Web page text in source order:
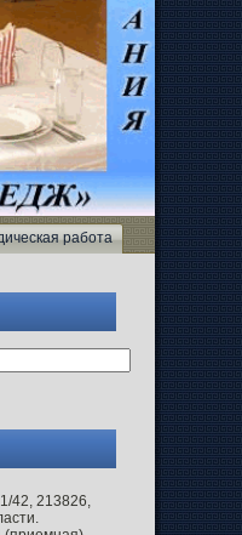
работа
42, 213826,